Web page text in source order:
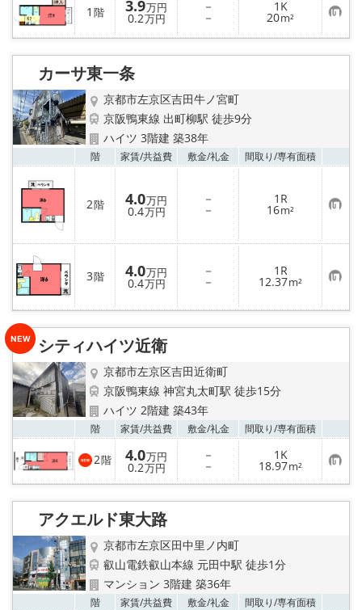
1 階 3.9万円
0.2万円
－
－
1K
20m² お
気
に
カーサ東一条
京都市左京区吉田牛ノ宮町
京阪鴨東線 出町柳駅 徒歩9分
ハイツ 3階建 築38年
階 家賃/共益費 敷金/礼金 間取り/専有面積
2階 4.0万円
0.4万円
－
－
1R
16m² お
気
に
入
り
登
録
3階 4.0万円
0.4万円
－
－
1R
12.37m² お
気
に
入
り
シティハイツ近衛
京都市左京区吉田近衛町
京阪鴨東線 神宮丸太町駅 徒歩15分
ハイツ 2階建 築43年
階 家賃/共益費 敷金/礼金 間取り/専有面積
2階 4.0万円
0.2万円
－
－
1K
18.97m² お
気
に
入
アクエルド東大路
京都市左京区田中里ノ内町
叡山電鉄叡山本線 元田中駅 徒歩1分
マンション 3階建 築36年
階 家賃/共益費 敷金/礼金 間取り/専有面積